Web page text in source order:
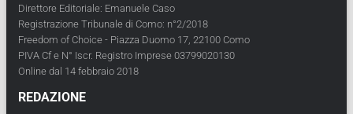
Direttore Editoriale: Emanuele Caso
Registrazione Tribunale di Como: n°2/2018
Freedom of Choice - Piazza Duomo 17, 22100 Como
PIVA Cf e N° Iscr. Registro Imprese 03799020130
Online dal 14 febbraio 2018
REDAZIONE